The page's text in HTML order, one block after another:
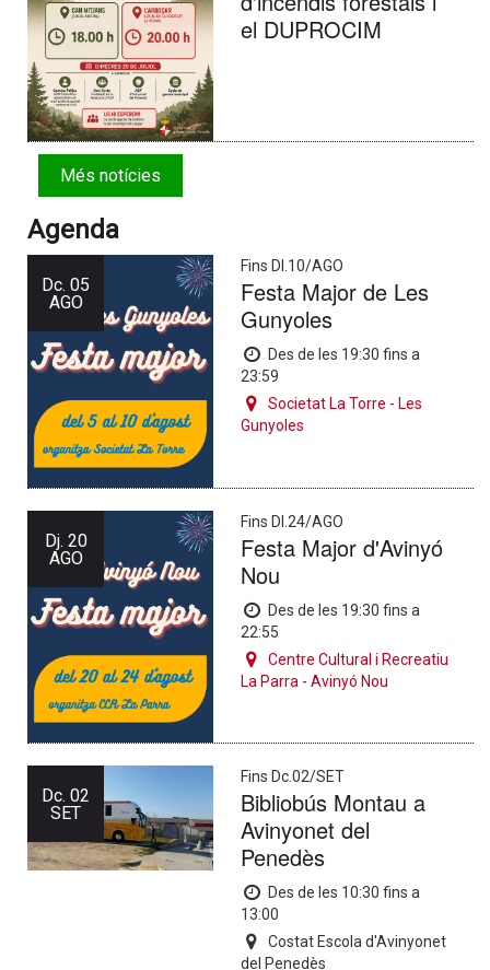
el DUPROCIM
Més notícies
Agenda
Dc. 05
AGO
Fins Dl.10/AGO
Festa Major de Les
Gunyoles
Des de les 19:30 fins a
23:59
Societat La Torre - Les
Gunyoles
Dj. 20
AGO
Fins Dl.24/AGO
Festa Major d'Avinyó
Nou
Des de les 19:30 fins a
22:55
Centre Cultural i Recreatiu
La Parra - Avinyó Nou
Dc. 02
SET
Fins Dc.02/SET
Bibliobús Montau a
Avinyonet del
Penedès
Des de les 10:30 fins a
13:00
Costat Escola d'Avinyonet
del Penedès